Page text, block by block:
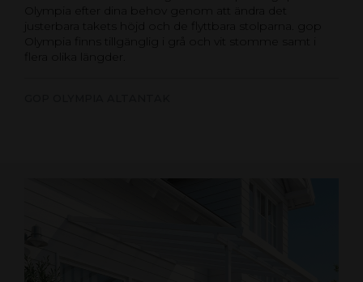
Olympia efter dina behov genom att ändra det
justerbara takets höjd och de flyttbara stolparna. gop
Olympia finns tillgänglig i grå och vit stomme samt i
flera olika längder.